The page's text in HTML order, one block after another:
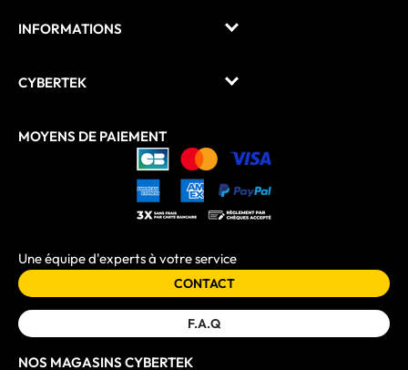
INFORMATIONS
CYBERTEK
MOYENS DE PAIEMENT
Une équipe d'experts à votre service
CONTACT
F.A.Q
NOS MAGASINS CYBERTEK